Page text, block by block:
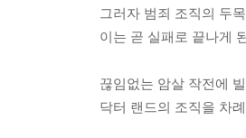
그러자 범죄 조직의 두
이는 곧 실패로 끝나게
끊임없는 암살 작전에
닥터 랜드의 조직을 차